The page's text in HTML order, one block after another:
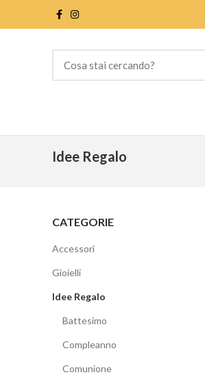
Idee Regalo
CATEGORIE
Accessori
Gioielli
Idee Regalo
Battesimo
Compleanno
Comunione